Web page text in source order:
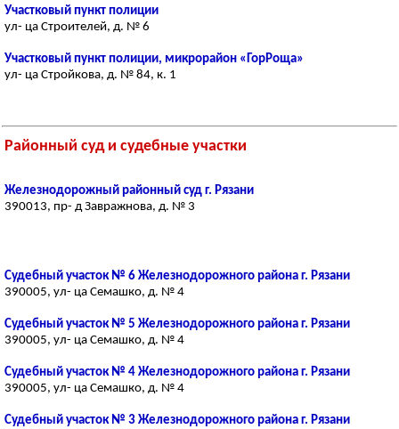
Участковый пункт полиции
ул- ца Строителей, д. № 6
Участковый пункт полиции, микрорайон «ГорРоща»
ул- ца Стройкова, д. № 84, к. 1
Районный суд и судебные участки
Железнодорожный районный суд г. Рязани
390013, пр- д Завражнова, д. № 3
Судебный участок № 6 Железнодорожного района г. Рязани
390005, ул- ца Семашко, д. № 4
Судебный участок № 5 Железнодорожного района г. Рязани
390005, ул- ца Семашко, д. № 4
Судебный участок № 4 Железнодорожного района г. Рязани
390005, ул- ца Семашко, д. № 4
Судебный участок № 3 Железнодорожного района г. Рязани